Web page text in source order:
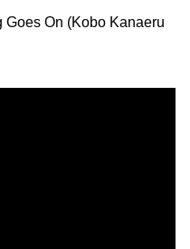
Goes On (Kobo Kanaeru